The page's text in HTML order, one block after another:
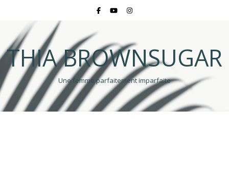
THIA BROWNSUGAR
Une femme parfaitement imparfaite